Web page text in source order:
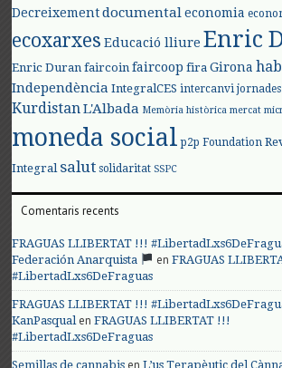
Decreixement documental economia
ecoxarxes Educació lliure Enric
Enric Duran faircoin faircoop fira Girona
Independència IntegralCES intercanvi
KurdistanL'Albada Memòria històrica mercat
moneda social p2p Foundation
Integral salut solidaritat SSPC
Comentaris recents
FRAGUAS LLIBERTAT !!!
Federación Anarquista
enFRAGUAS
#LibertadLxs6DeFraguas
FRAGUAS LLIBERTAT !!!
KanPasqualenFRAGUAS LLIBERTAT !!!
#LibertadLxs6DeFraguas
Semillas de cannabis enL’us Terapèutic del